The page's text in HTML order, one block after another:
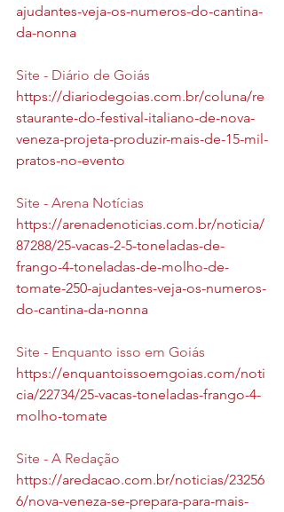
ajudantes-veja-os-numeros-do-cantina-
da-nonna
Site - Diário de Goiás
https://diariodegoias.com.br/coluna/re
staurante-do-festival-italiano-de-nova-
veneza-projeta-produzir-mais-de-15-mil-
pratos-no-evento
Site - Arena Notícias
https://arenadenoticias.com.br/noticia/
87288/25-vacas-2-5-toneladas-de-
frango-4-toneladas-de-molho-de-
tomate-250-ajudantes-veja-os-numeros-
do-cantina-da-nonna
Site - Enquanto isso em Goiás
https://enquantoissoemgoias.com/noti
cia/22734/25-vacas-toneladas-frango-4-
molho-tomate
Site - A Redação
https://aredacao.com.br/noticias/23256
6/nova-veneza-se-prepara-para-mais-